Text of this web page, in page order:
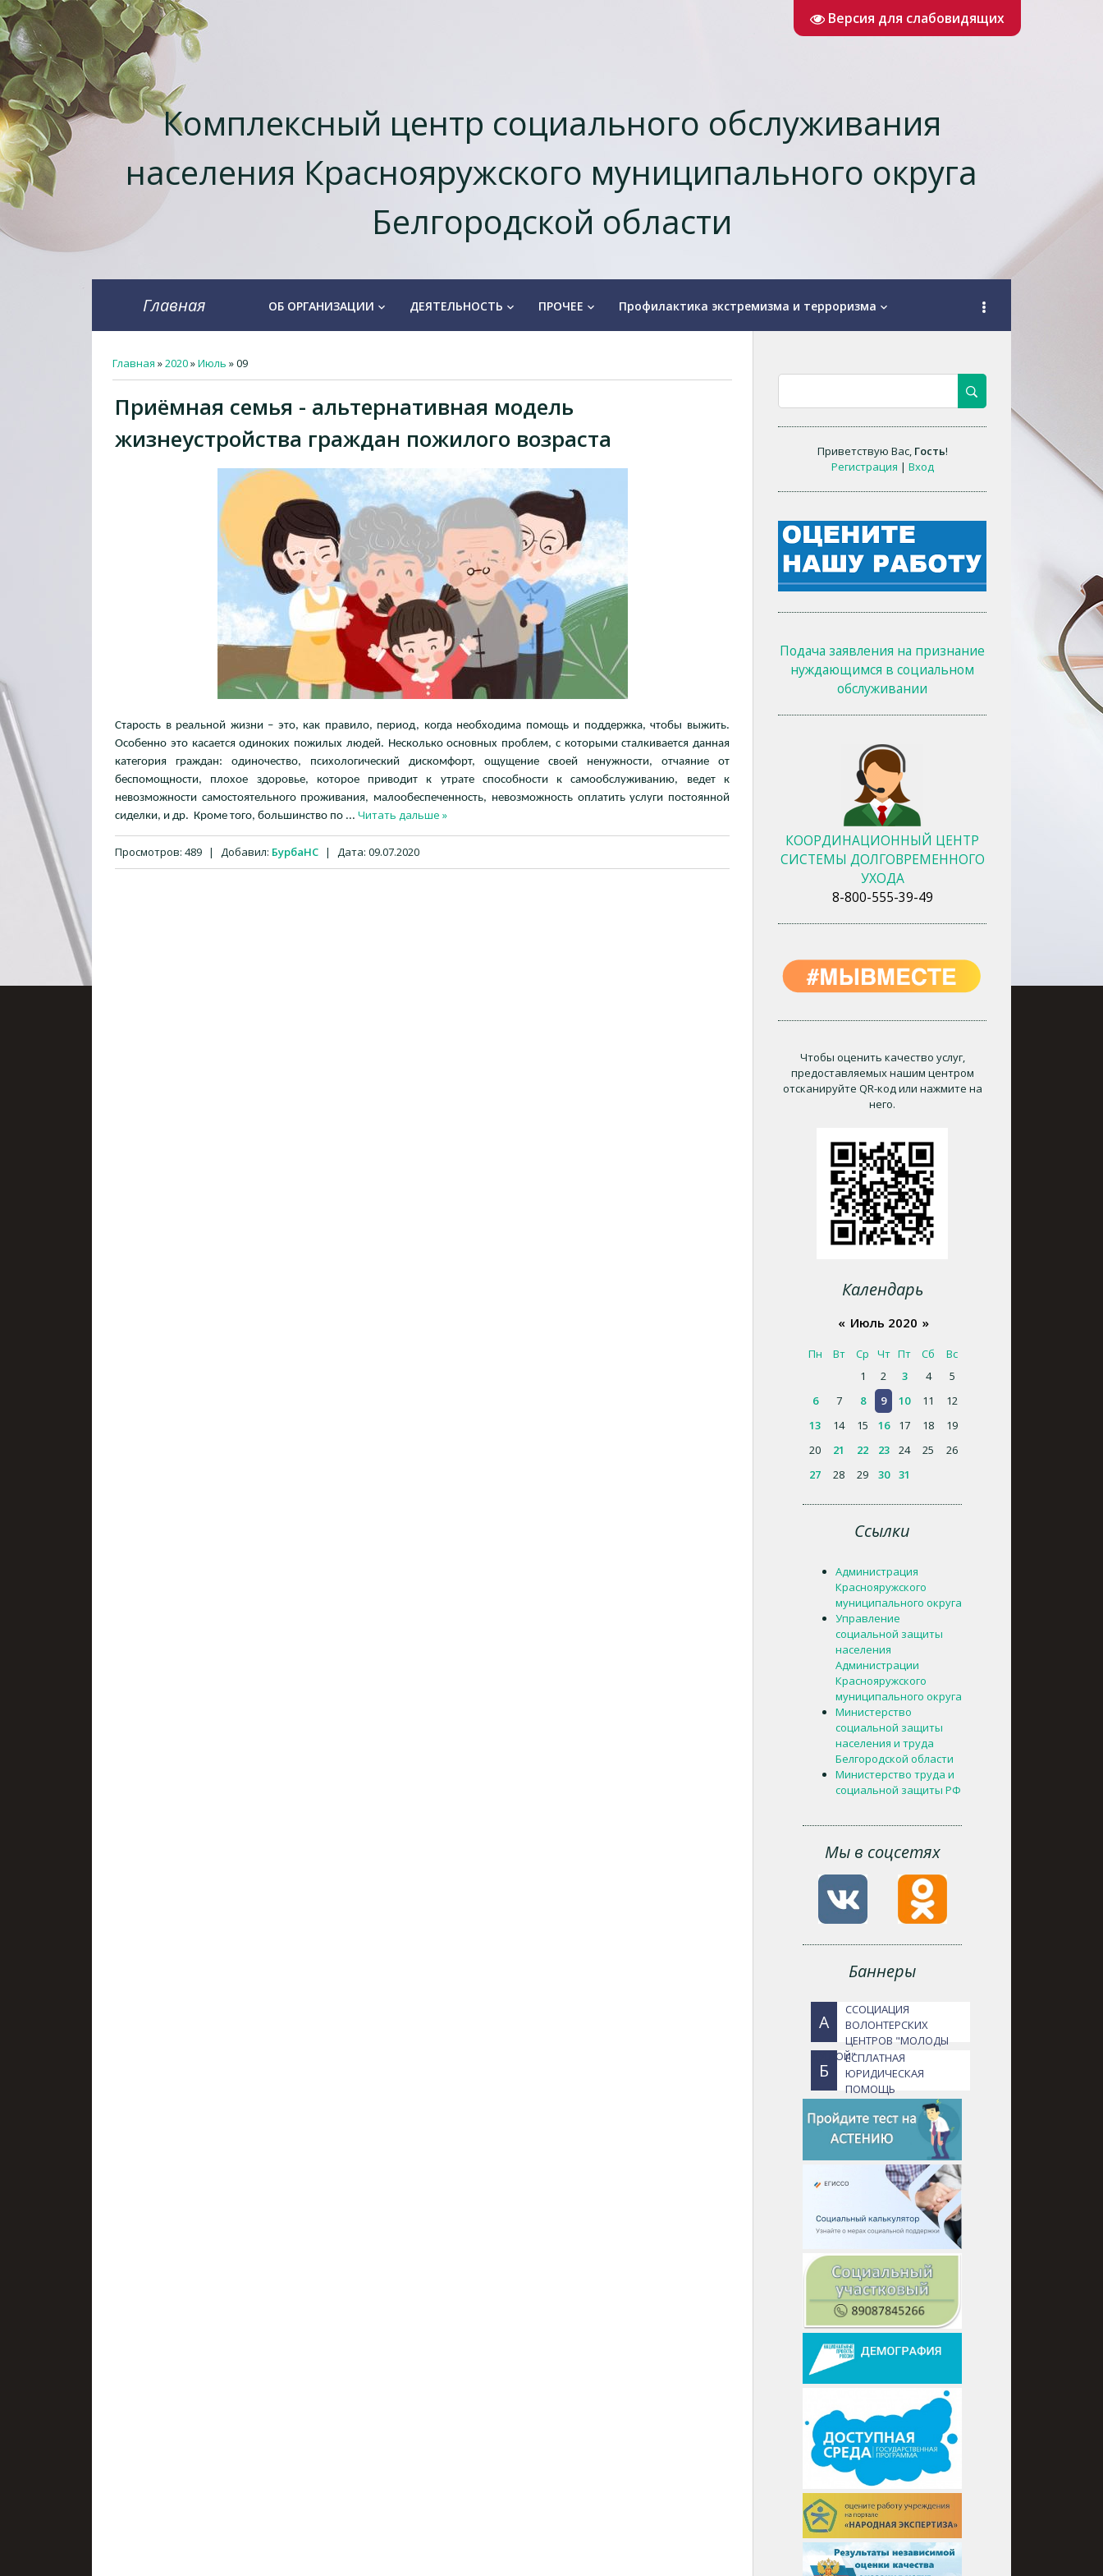
Версия для слабовидящих
Комплексный центр социального обслуживания
населения Краснояружcкого муниципального округа
Белгородской области
Главная ОБ ОРГАНИЗАЦИИ keyboard_arrow_down ДЕЯТЕЛЬНОСТЬ keyboard_arrow_down ПРОЧЕЕ keyboard_arrow_down Профилактика экстремизма и терроризма keyboard_arrow_down
Главная »2020»Июль »09
Приёмная семья - альтернативная модель
жизнеустройства граждан пожилого возраста
Старость в реальной жизни – это, как правило, период, когда необходима помощь и поддержка, чтобы выжить.
Особенно это касается одиноких пожилых людей. Несколько основных проблем, с которыми сталкивается данная
категория граждан: одиночество, психологический дискомфорт, ощущение своей ненужности, отчаяние от
беспомощности, плохое здоровье, которое приводит к утрате способности к самообслуживанию, ведет к
невозможности самостоятельного проживания, малообеспеченность, невозможность оплатить услуги постоянной
сиделки, и др. Кроме того, большинство по ... Читать дальше »
Просмотров: 489 | Добавил: БурбаНС | Дата: 09.07.2020
Приветствую Вас, Гость!
Регистрация | Вход
Подача заявления на признание
нуждающимся в социальном
обслуживании
КООРДИНАЦИОННЫЙ ЦЕНТР
СИСТЕМЫ ДОЛГОВРЕМЕННОГО
УХОДА
8-800-555-39-49
Чтобы оценить качество услуг,
предоставляемых нашим центром
отсканируйте QR-код или нажмите на
него.
Календарь
« Июль 2020 »
Пн Вт Ср Чт Пт Сб
Вс
1
2 3 4
5
6
7 8 9 10 11
12
13
14 15 16 17 18
19
20
21 22 23 24 25
26
27
28 29 30 31
Ссылки
Администрация
Краснояружского
муниципального округа
Управление
социальной защиты
населения
Администрации
Краснояружского
муниципального округа
Министерство
социальной защиты
населения и труда
Белгородской области
Министерство труда и
социальной защиты РФ
Мы в соцсетях
Баннеры
А
ССОЦИАЦИЯ
ВОЛОНТЕРСКИХ
ЦЕНТРОВ "МОЛОДЫ
ДУШОЙ"
Б
ЕСПЛАТНАЯ
ЮРИДИЧЕСКАЯ
ПОМОЩЬ